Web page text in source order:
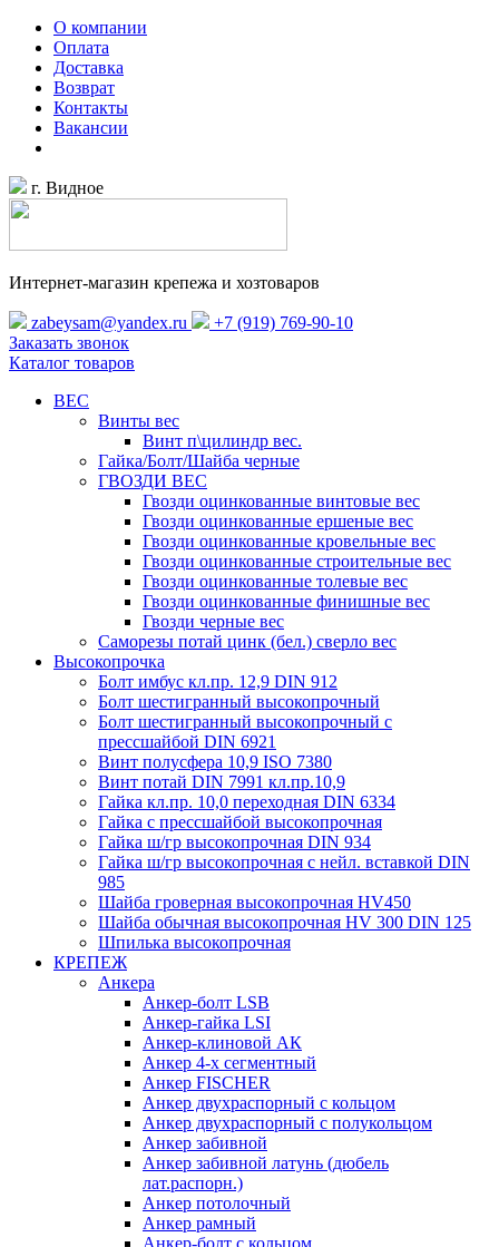
О компании
Оплата
Доставка
Возврат
Контакты
Вакансии
г. Видное
Интернет-магазин крепежа и хозтоваров
zabeysam@yandex.ru
+7 (919) 769-90-10
Заказать звонок
Каталог товаров
ВЕС
Винты вес
Винт п\цилиндр вес.
Гайка/Болт/Шайба черные
ГВОЗДИ ВЕС
Гвозди оцинкованные винтовые вес
Гвозди оцинкованные ершеные вес
Гвозди оцинкованные кровельные вес
Гвозди оцинкованные строительные вес
Гвозди оцинкованные толевые вес
Гвозди оцинкованные финишные вес
Гвозди черные вес
Саморезы потай цинк (бел.) сверло вес
Высокопрочка
Болт имбус кл.пр. 12,9 DIN 912
Болт шестигранный высокопрочный
Болт шестигранный высокопрочный с
прессшайбой DIN 6921
Винт полусфера 10,9 ISO 7380
Винт потай DIN 7991 кл.пр.10,9
Гайка кл.пр. 10,0 переходная DIN 6334
Гайка с прессшайбой высокопрочная
Гайка ш/гр высокопрочная DIN 934
Гайка ш/гр высокопрочная с нейл. вставкой DIN
985
Шайба гроверная высокопрочная HV450
Шайба обычная высокопрочная HV 300 DIN 125
Шпилька высокопрочная
КРЕПЕЖ
Анкера
Анкер-болт LSB
Анкер-гайка LSI
Анкер-клиновой АК
Анкер 4-х сегментный
Анкер FISCHER
Анкер двухраспорный с кольцом
Анкер двухраспорный с полукольцом
Анкер забивной
Анкер забивной латунь (дюбель
лат.распорн.)
Анкер потолочный
Анкер рамный
Анкер-болт с кольцом